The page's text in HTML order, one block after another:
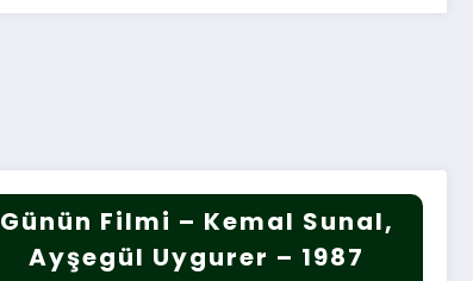
Günün Filmi – Kemal Sunal,
Ayşegül Uygurer – 1987